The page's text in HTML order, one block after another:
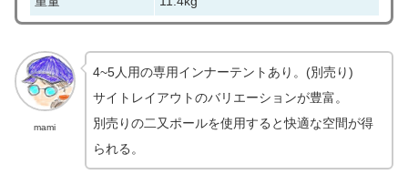
mami
4~5人用の専用インナーテントあり。(別売り)
サイトレイアウトのバリエーションが豊富。
別売りの二又ポールを使用すると快適な空間が得
られる。